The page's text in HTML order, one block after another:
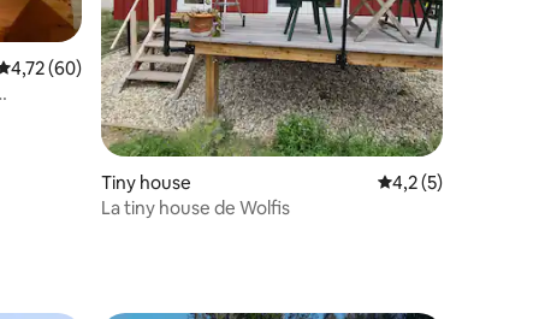
: 4,83 sur 5
moyenne sur la base de 60 commentaires : 4,72 sur 5
4,72 (60)
Tiny house Évaluation
4,2 (5)
La tiny house de Wolfis